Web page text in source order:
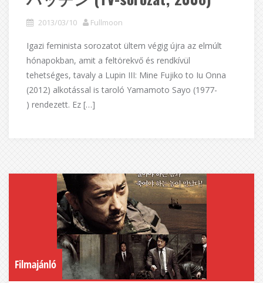
2013/03/10 Fullmoon
Igazi feminista sorozatot ültem végig újra az elmúlt
hónapokban, amit a feltörekvő és rendkívül
tehetséges, tavaly a Lupin III: Mine Fujiko to Iu Onna
(2012) alkotással is taroló Yamamoto Sayo (1977-
) rendezett. Ez […]
Filmajánló